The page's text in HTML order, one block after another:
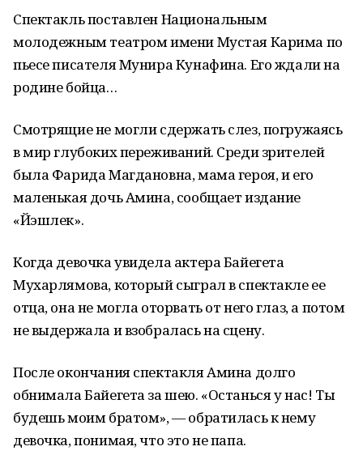
Спектакль поставлен Национальным
молодежным театром имени Мустая Карима по
пьесе писателя Мунира Кунафина. Его ждали на
родине бойца…
Смотрящие не могли сдержать слез, погружаясь
в мир глубоких переживаний. Среди зрителей
была Фарида Магдановна, мама героя, и его
маленькая дочь Амина, сообщает издание
«Йэшлек».
Когда девочка увидела актера Байегета
Мухарлямова, который сыграл в спектакле ее
отца, она не могла оторвать от него глаз, а потом
не выдержала и взобралась на сцену.
После окончания спектакля Амина долго
обнимала Байегета за шею. «Останься у нас! Ты
будешь моим братом», — обратилась к нему
девочка, понимая, что это не папа.